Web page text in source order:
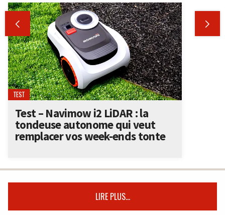
 
TEST
Test – Navimow i2 LiDAR : la
tondeuse autonome qui veut
remplacer vos week-ends tonte
LIRE PLUS...